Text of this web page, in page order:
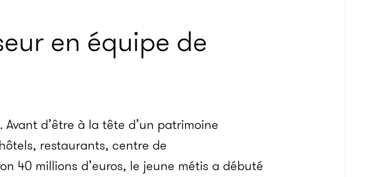
en équipe de
d’être à la tête d’un patrimoine
restaurants, centre de
40 millions d’euros, le jeune métis a débuté